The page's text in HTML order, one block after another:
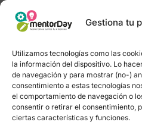
Gestiona tu
Utilizamos tecnologías como las
la información del dispositivo. Lo
de navegación y para mostrar (no-)
consentimiento a estas tecnologías
el comportamiento de navegación o
consentir o retirar el consentimiento,
ciertas características y funciones.